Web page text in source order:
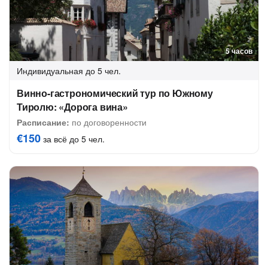
5 часов
Индивидуальная до 5 чел.
Винно-гастрономический тур по Южному
Тиролю: «Дорога вина»
Расписание: по договоренности
€150 за всё до 5 чел.